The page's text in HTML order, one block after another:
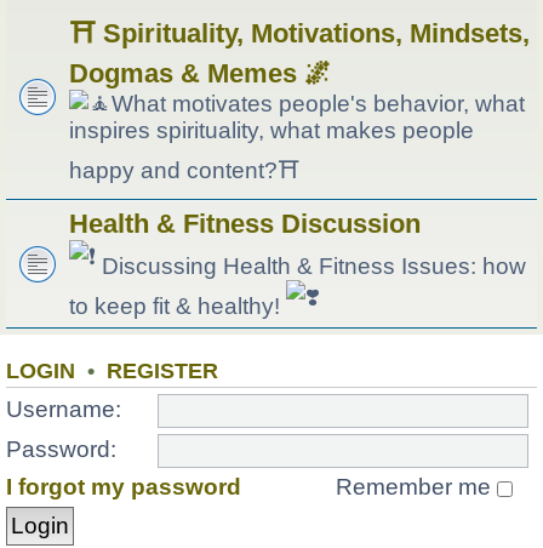
⛩️ Spirituality, Motivations, Mindsets,
Dogmas & Memes 🌌
What motivates people's behavior, what
inspires spirituality, what makes people
happy and content?⛩
Health & Fitness Discussion
Discussing Health & Fitness Issues: how
to keep fit & healthy!
LOGIN • REGISTER
Username:
Password:
I forgot my password
Remember me